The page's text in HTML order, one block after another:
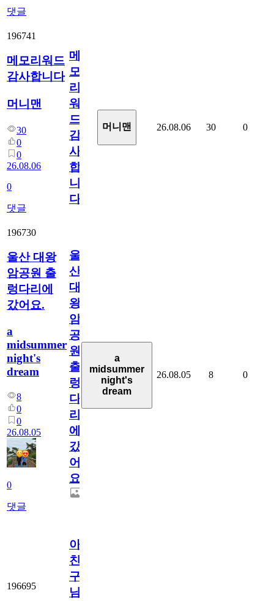
댓글
196741
메모리워드
감사합니다
머니맨
30
0
0
26.08.06
0
댓글
메
모
리
워
드
감
사
합
니
다
머니맨 26.08.06 30 0
196730
울산 대왕
암공원 출
렁다리에
갔어요.
a
midsummer
night's
dream
8
0
0
26.08.05
0
댓글
울
산
대
왕
암
공
원
출
렁
다
리
에
갔
어
요.
a
midsummer
night's
dream
26.08.05 8 0
196695
아.
친
구
님